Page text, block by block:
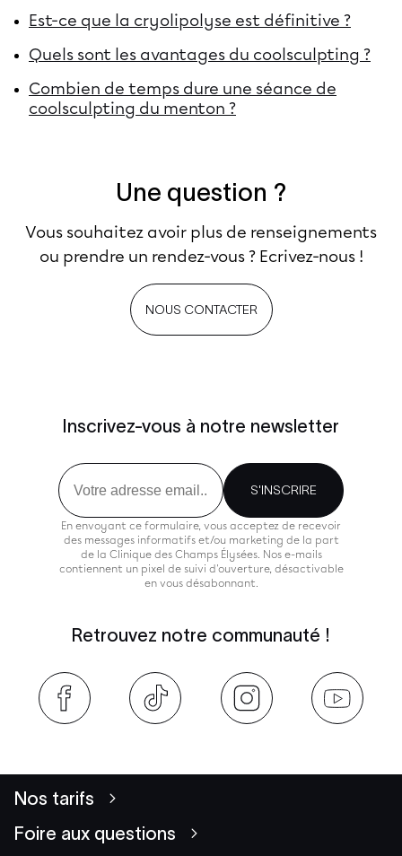
Est-ce que la cryolipolyse est définitive ?
Quels sont les avantages du coolsculpting ?
Combien de temps dure une séance de
coolsculpting du menton ?
Une question ?
Vous souhaitez avoir plus de renseignements
ou prendre un rendez-vous ? Ecrivez-nous !
NOUS CONTACTER
Inscrivez-vous à notre newsletter
Email
S'INSCRIRE
En envoyant ce formulaire, vous acceptez de recevoir
des messages informatifs et/ou marketing de la part
de la Clinique des Champs Élysées. Nos e-mails
contiennent un pixel de suivi d'ouverture, désactivable
en vous désabonnant.
Retrouvez notre communauté !
Nos tarifs
Foire aux questions